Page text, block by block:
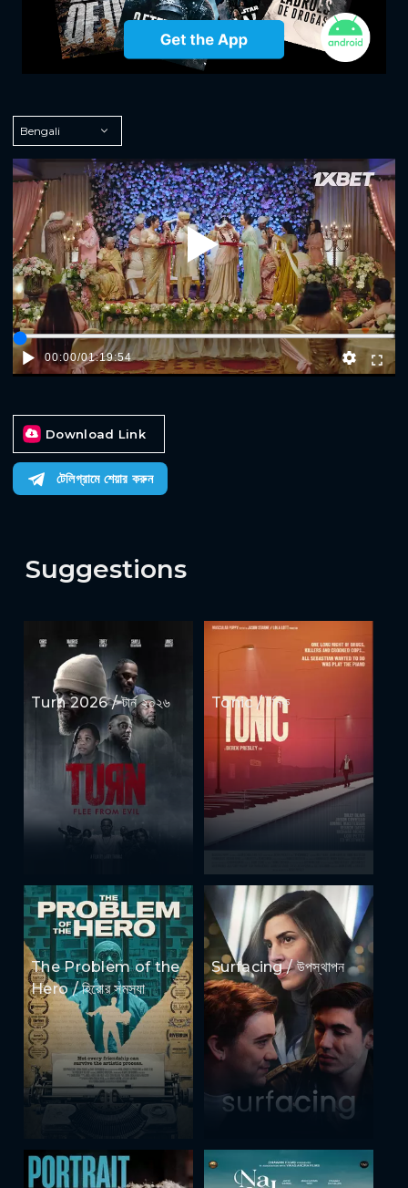
Play
00:00/01:19:54
Download Link
টেলিগ্রামে শেয়ার করুন
Suggestions
Turn 2026 / টার্ন ২০২৬ Tonic / টনিক
The Problem of the
Hero / হিরোর সমস্যা
Surfacing / উপস্থাপন